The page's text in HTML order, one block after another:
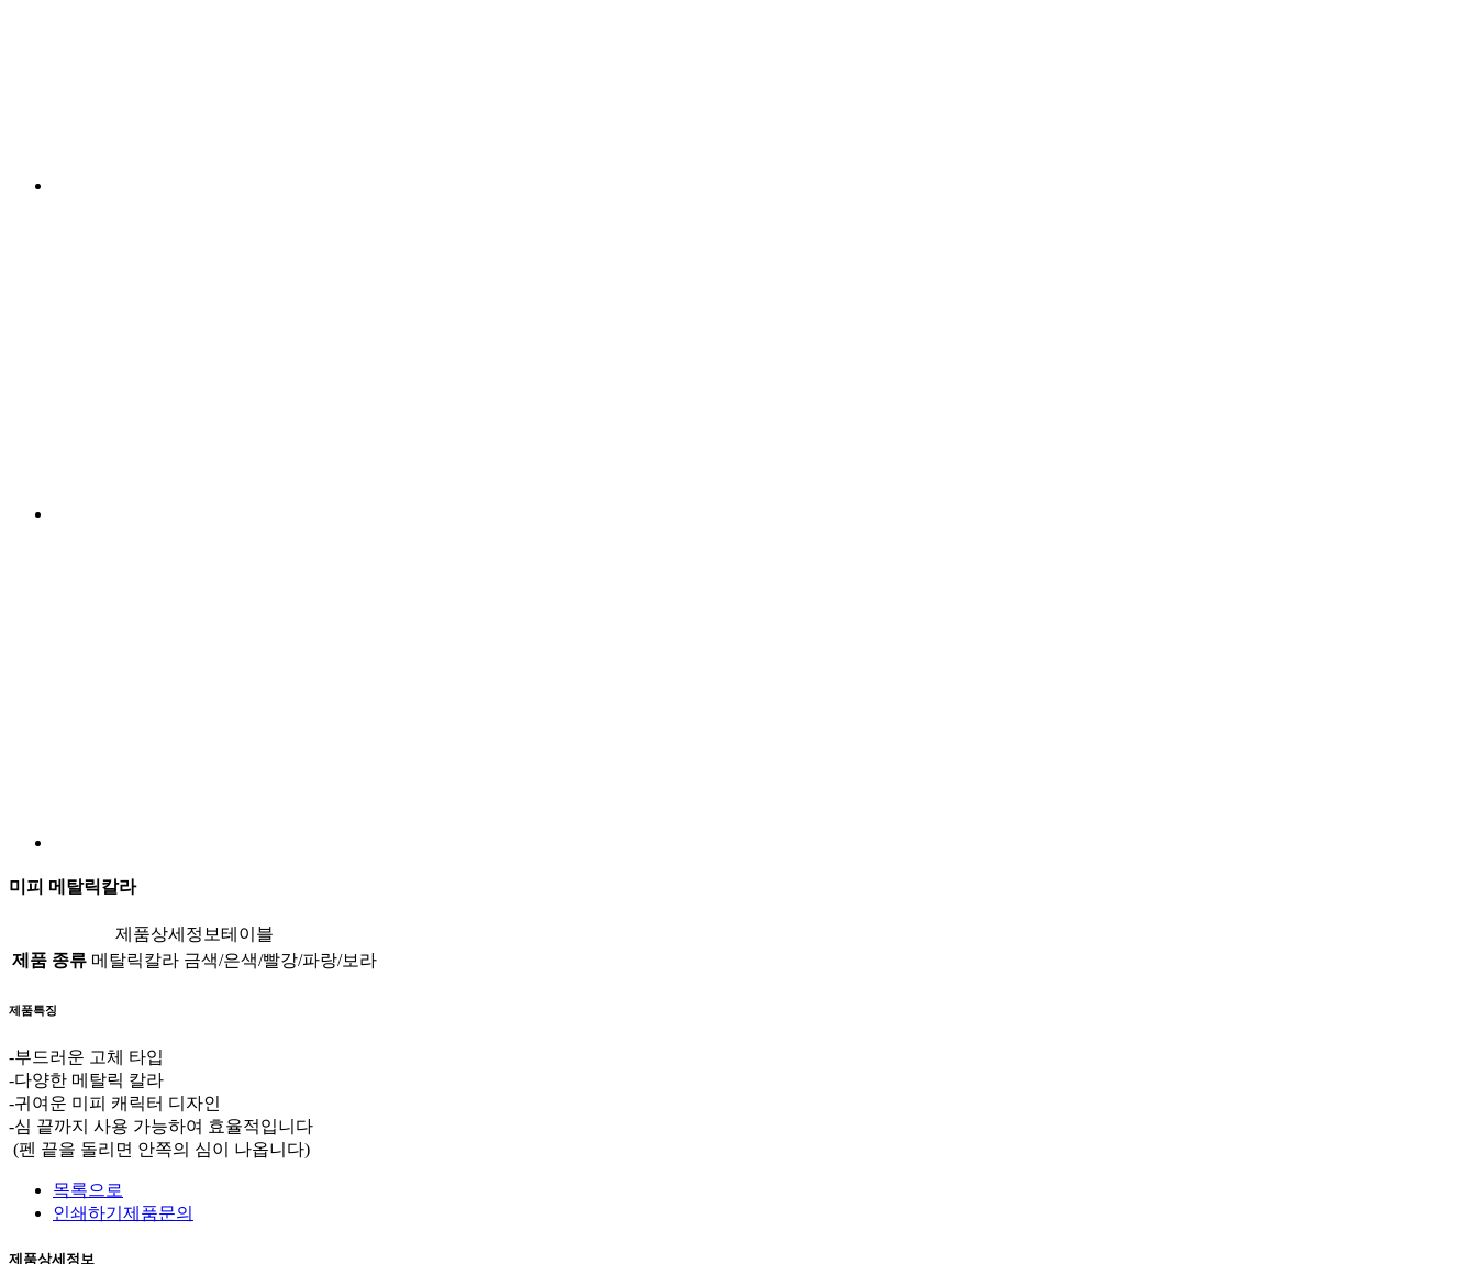
미피 메탈릭칼라
제품상세정보테이블
제품 종류 메탈릭칼라 금색/은색/빨강/파랑/보라
제품특징
-부드러운 고체 타입
-다양한 메탈릭 칼라
-귀여운 미피 캐릭터 디자인
-심 끝까지 사용 가능하여 효율적입니다
(펜 끝을 돌리면 안쪽의 심이 나옵니다)
목록으로
인쇄하기 제품문의
제품상세정보